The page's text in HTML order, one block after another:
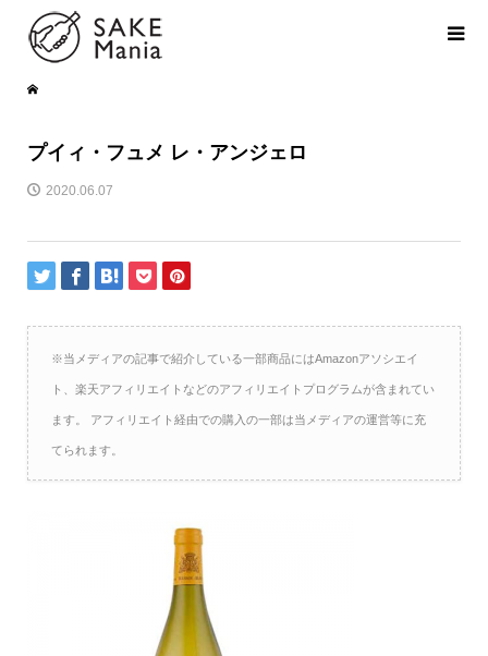
プイィ・フュメ レ・アンジェロ
2020.06.07
※当メディアの記事で紹介している一部商品にはAmazonアソシエイ
ト、楽天アフィリエイトなどのアフィリエイトプログラムが含まれてい
ます。 アフィリエイト経由での購入の一部は当メディアの運営等に充
てられます。